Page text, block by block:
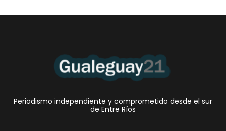
Periodismo independiente y comprometido desde el sur
de Entre Ríos